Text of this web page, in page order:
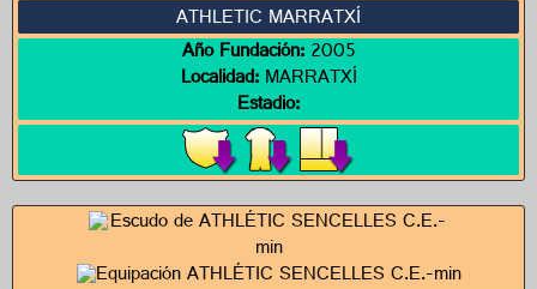
ATHLETIC MARRATXÍ
Año Fundación:2005
Localidad:MARRATXÍ
Estadio: